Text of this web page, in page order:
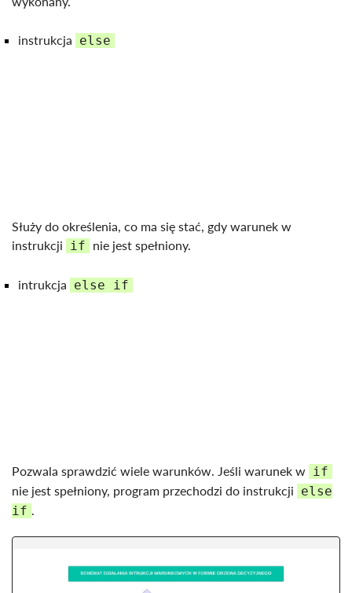
instrukcja else
Służy do określenia, co ma się stać, gdy warunek w
instrukcji if nie jest spełniony.
intrukcja else if
Pozwala sprawdzić wiele warunków. Jeśli warunek w if
nie jest spełniony, program przechodzi do instrukcji else
if .